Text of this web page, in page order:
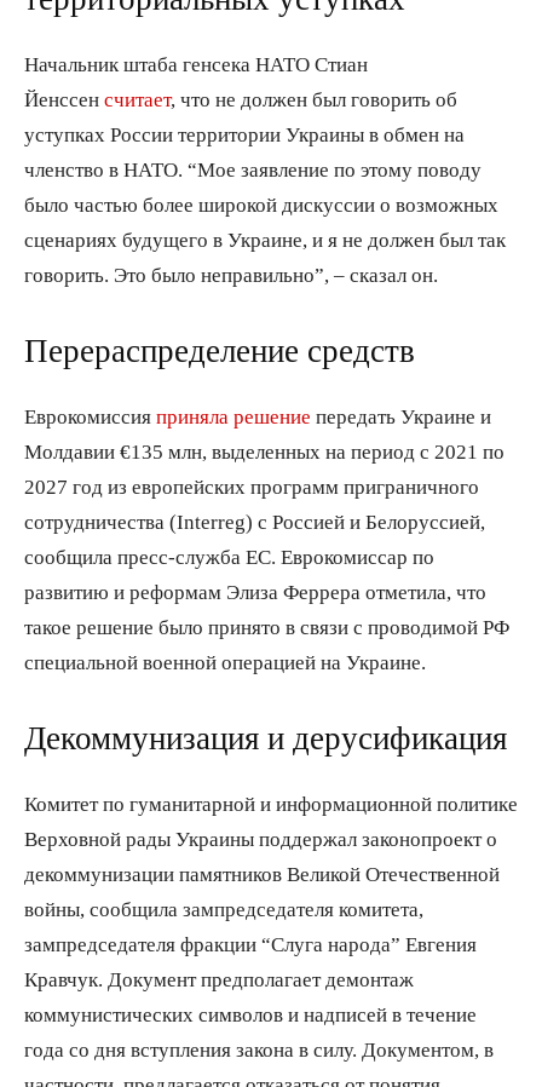
Начальник штаба генсека НАТО Стиан
Йенссен считает, что не должен был говорить об
уступках России территории Украины в обмен на
членство в НАТО. “Мое заявление по этому поводу
было частью более широкой дискуссии о возможных
сценариях будущего в Украине, и я не должен был так
говорить. Это было неправильно”, – сказал он.
Перераспределение средств
Еврокомиссия приняла решение передать Украине и
Молдавии €135 млн, выделенных на период с 2021 по
2027 год из европейских программ приграничного
сотрудничества (Interreg) с Россией и Белоруссией,
сообщила пресс-служба ЕС. Еврокомиссар по
развитию и реформам Элиза Феррера отметила, что
такое решение было принято в связи с проводимой РФ
специальной военной операцией на Украине.
Декоммунизация и дерусификация
Комитет по гуманитарной и информационной политике
Верховной рады Украины поддержал законопроект о
декоммунизации памятников Великой Отечественной
войны, сообщила зампредседателя комитета,
зампредседателя фракции “Слуга народа” Евгения
Кравчук. Документ предполагает демонтаж
коммунистических символов и надписей в течение
года со дня вступления закона в силу. Документом, в